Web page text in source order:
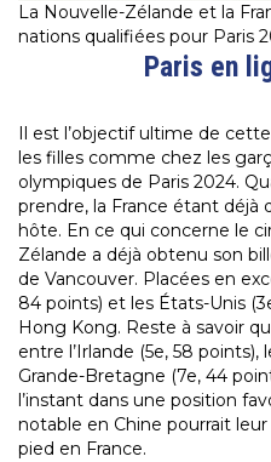
La Nouvelle-Zélande et la
nations qualifiées pour Paris
Paris en
Il est l’objectif ultime de
les filles comme chez les
olympiques de Paris 2024.
prendre, la France étant déjà
hôte. En ce qui concerne le
Zélande a déjà obtenu son
de Vancouver. Placées en
84 points) et les États-Unis
Hong Kong. Reste à savoir
entre l’Irlande (5e, 58 points),
Grande-Bretagne (7e, 44
l’instant dans une position
notable en Chine pourrait
pied en France.